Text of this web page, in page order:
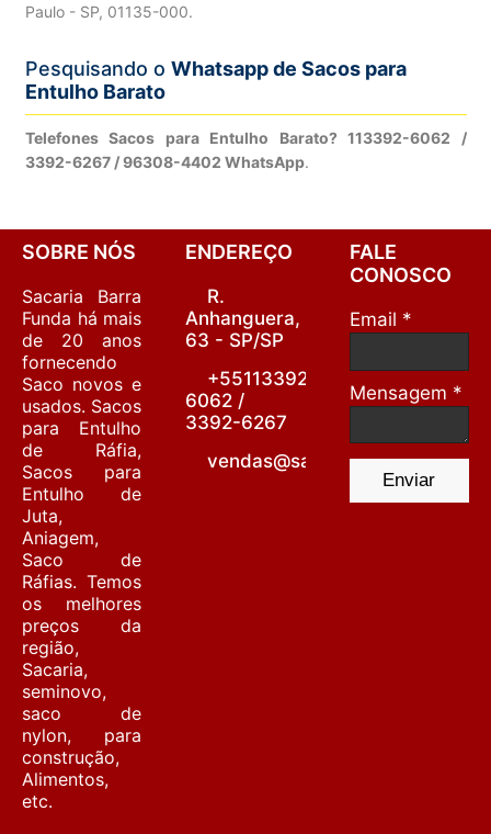
Paulo - SP, 01135-000.
Pesquisando o Whatsapp de Sacos para
Entulho Barato
Telefones Sacos para Entulho Barato? 113392-6062 /
3392-6267 / 96308-4402 WhatsApp.
SOBRE NÓS
Sacaria Barra
Funda há mais
de 20 anos
fornecendo
Saco novos e
usados. Sacos
para Entulho
de Ráfia,
Sacos para
Entulho de
Juta,
Aniagem,
Saco de
Ráfias. Temos
os melhores
preços da
região,
Sacaria,
seminovo,
saco de
nylon, para
construção,
Alimentos,
etc.
ENDEREÇO
R.
Anhanguera,
63 - SP/SP
+55113392-
6062 /
3392-6267
FALE
CONOSCO
Email *
Mensagem *
Enviar